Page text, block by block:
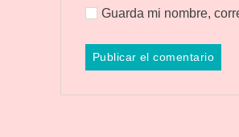
Guarda mi nombre,